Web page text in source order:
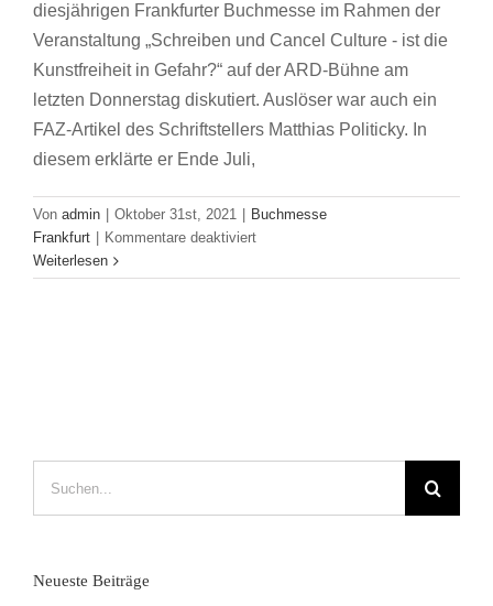
diesjährigen Frankfurter Buchmesse im Rahmen der
Veranstaltung „Schreiben und Cancel Culture - ist die
Kunstfreiheit in Gefahr?“ auf der ARD-Bühne am
letzten Donnerstag diskutiert. Auslöser war auch ein
FAZ-Artikel des Schriftstellers Matthias Politicky. In
diesem erklärte er Ende Juli,
Von admin Oktober 31st, 2021
Buchmesse
Frankfurt
Kommentare deaktiviertfür
müssen
Weiterlesen
Neueste Beiträge